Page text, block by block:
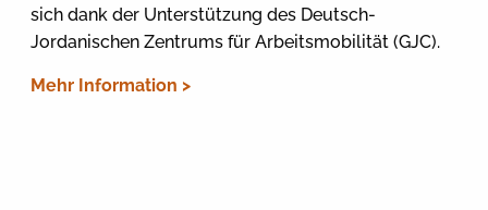
sich dank der Unterstützung des Deutsch-
Jordanischen Zentrums für Arbeitsmobilität (GJC).
Mehr Information >